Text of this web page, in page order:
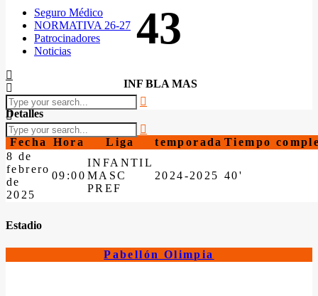
Seguro Médico
NORMATIVA 26-27
Patrocinadores
Noticias
43
INF BLA MAS
Detalles
Fecha Hora Liga temporada Tiempo
8 de
febrero
de
2025
09:00
INFANTIL
MASC
PREF
2024-2025 40'
Estadio
Pabellón Olimpia